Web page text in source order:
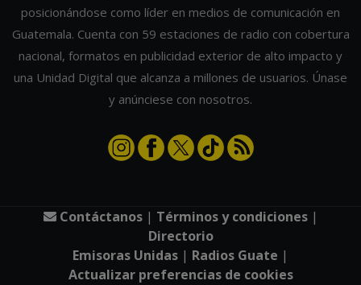
posicionándose como líder en medios de comunicación en
Guatemala. Cuenta con 59 estaciones de radio con cobertura
nacional, formatos en publicidad exterior de alto impacto y
una Unidad Digital que alcanza a millones de usuarios. Únase
y anúnciese con nosotros.
Contáctanos| Términos y condiciones|
Directorio
Emisoras Unidas | Radios Guate |
Actualizar preferencias de cookies